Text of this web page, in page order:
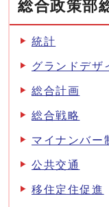
総合政策部
統計
グランドデザ
総合計画
総合戦略
マイナンバー
公共交通
移住定住促進